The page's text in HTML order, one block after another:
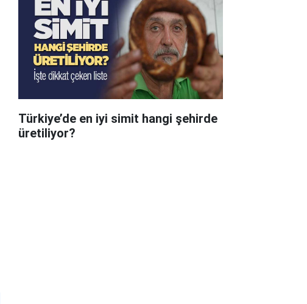
Türkiye’de en iyi simit hangi şehirde
üretiliyor?